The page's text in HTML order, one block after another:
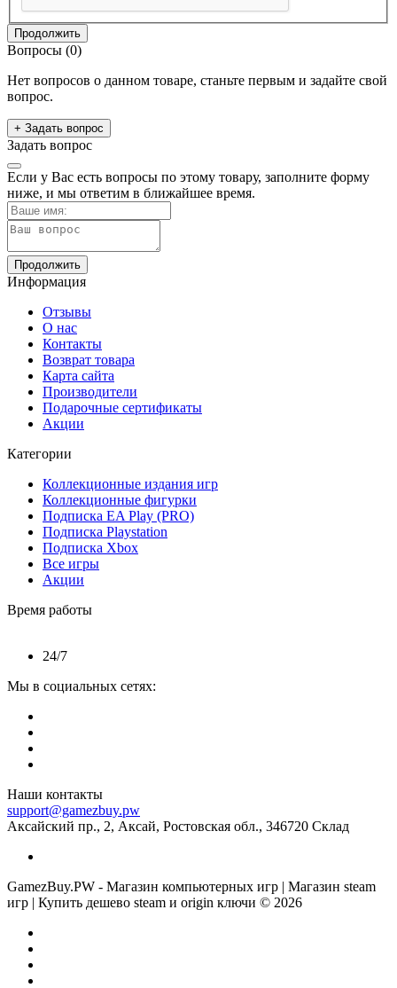
Продолжить
Вопросы (0)
Нет вопросов о данном товаре, станьте первым и задайте свой
вопрос.
+ Задать вопрос
Задать вопрос
Если у Вас есть вопросы по этому товару, заполните форму
ниже, и мы ответим в ближайшее время.
Продолжить
Информация
Отзывы
О нас
Контакты
Возврат товара
Карта сайта
Производители
Подарочные сертификаты
Акции
Категории
Коллекционные издания игр
Коллекционные фигурки
Подписка EA Play (PRO)
Подписка Playstation
Подписка Xbox
Все игры
Акции
Время работы
24/7
Мы в социальных сетях:
Наши контакты
support@gamezbuy.pw
Аксайский пр., 2, Аксай, Ростовская обл., 346720 Склад
GamezBuy.PW - Магазин компьютерных игр | Магазин steam
игр | Купить дешево steam и origin ключи © 2026